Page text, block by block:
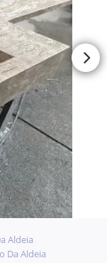
Aldeia
Da Aldeia